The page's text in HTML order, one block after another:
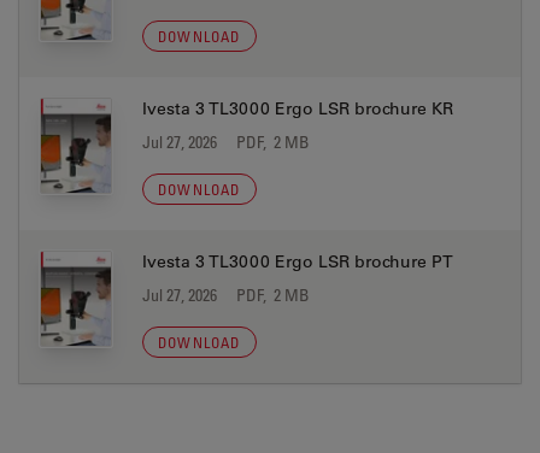
DOWNLOAD
Ivesta 3 TL3000 Ergo LSR brochure KR
Jul 27, 2026 PDF, 2 MB
DOWNLOAD
Ivesta 3 TL3000 Ergo LSR brochure PT
Jul 27, 2026 PDF, 2 MB
DOWNLOAD